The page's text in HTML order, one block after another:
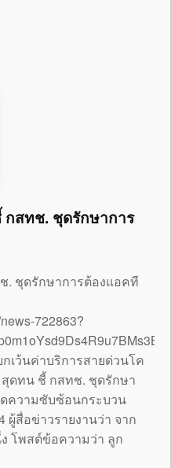
กสทช. ชุดรักษาการ
. ชุดรักษาการต้องแอคที
722863?
กเว้นค่าบริการสายด่วนโค
ดทน ชี้ กสทช. ชุดรักษา
ความซับซ้อนกระบวน
ผู้สื่อข่าวรายงานว่า จาก
โพสต์ข้อความว่า ลูก